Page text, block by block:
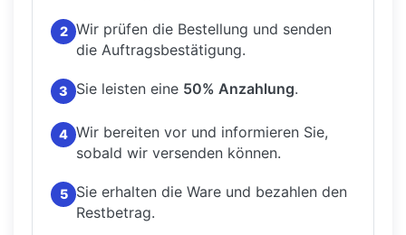
2 Wir prüfen die Bestellung und senden
die Auftragsbestätigung.
3 Sie leisten eine 50% Anzahlung.
4 Wir bereiten vor und informieren Sie,
sobald wir versenden können.
5
Sie erhalten die Ware und bezahlen den
Restbetrag.